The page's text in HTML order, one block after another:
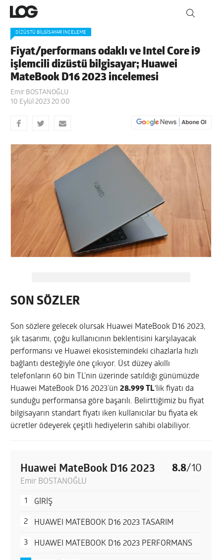
DIZÜSTÜ BILGISAYAR İNCELEME
Fiyat/performans odaklı ve Intel Core i9
işlemcili dizüstü bilgisayar; Huawei
MateBook D16 2023 incelemesi
Emir BOSTANOĞLU
10 Eylül 2023 20:00
SON SÖZLER
Son sözlere gelecek olursak Huawei MateBook D16 2023,
şık tasarımı, çoğu kullanıcının beklentisini karşılayacak
performansı ve Huawei ekosistemindeki cihazlarla hızlı
bağlantı desteğiyle öne çıkıyor. Üst düzey akıllı
telefonların 60 bin TL’nin üzerinde satıldığı günümüzde
Huawei MateBook D16 2023’ün28.999 TL‘lik fiyatı da
sunduğu performansa göre başarılı. Belirttiğimiz bu fiyat
bilgisayarın standart fiyatı iken kullanıcılar bu fiyata ek
ücretler ödeyerek çeşitli hediyelerin sahibi olabiliyor.
Huawei MateBook D16 2023 8.8/10
Emir BOSTANOĞLU
GİRİŞ
HUAWEI MATEBOOK D16 2023 TASARIM
HUAWEI MATEBOOK D16 2023 PERFORMANS